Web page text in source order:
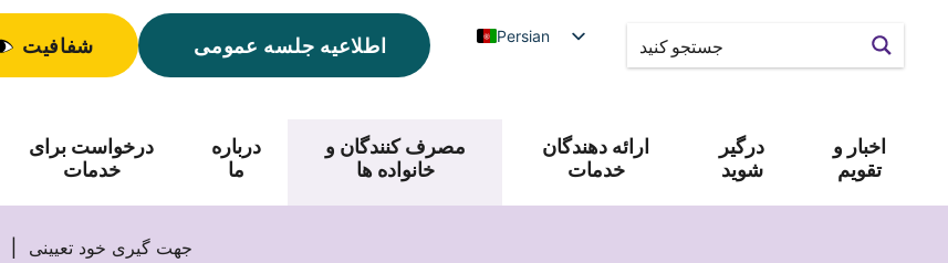
شفافیت اطلاعیه جلسه عمومی Persian
درخواست برای
خدمات
درباره
ما
مصرف کنندگان و
خانواده ها
ارائه دهندگان
خدمات
درگیر
شوید
اخبار و
تقویم
جهت گیری خود تعیینی